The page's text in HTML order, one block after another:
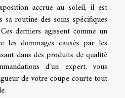
accrue au soleil, il est
routine des soins spécifiques
derniers agissent comme un
les dommages causés par les
dans des produits de qualité
d'un expert, vous
de votre coupe courte tout